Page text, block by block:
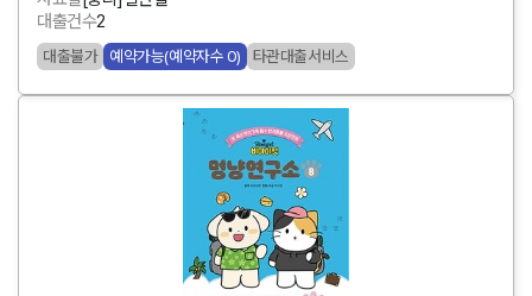
대출건수2
대출불가 예약가능(예약자수 0) 타관대출서비스